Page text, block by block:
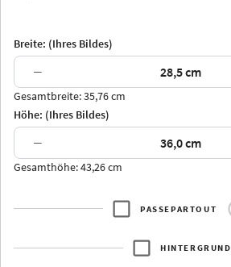
Arran Luzern
Thurgau
Breite: (Ihres Bildes)
−
Gesamtbreite: 35,76 cm
Höhe: (Ihres Bildes)
−
Gesamthöhe: 43,26 cm
PASSEPARTOUT
HINTERGRUND